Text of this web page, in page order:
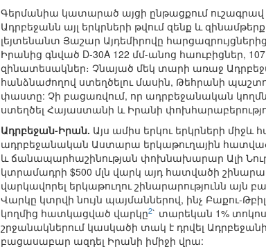
Գերմանիա կատարած այցի ընթացքում ուշագրավ
Ադրբեջանն այլ երկրների թվում զենք և
լեյտենանտ Յաշար Այդեմիրովը
Իրանից գնված D-30A 122 մմ-անոց հաուբիցներ,
զինատեսակներ։ Չնայած մեկ տարի առաջ
հանձնաժողով ստեղծելու մասին, Թեհրանի
փաստը: Չի բացառվում, որ ադրբեջանական կողմն
ստեղծել Հայաստանի և Իրանի
Ադրբեջան-Իրան. Այս ամիս երկու երկրների
ադրբեջանական Աստարա երկաթուղային
և ճանապարհաշինության փոխնախարար Ալի
կտրամադրի $500 մլն վարկ այդ հատվածի
վարկավորել երկաթուղու շինարարությունն այն
Վարկը կտրվի նույն պայմաններով, ինչ Բաքու-
կողմից հատկացված վարկը2` տարեկան 1%
շրջանակներում կասկածի տակ է դրվել
բացասաբար ազդել Իրանի իմիջի վրա: